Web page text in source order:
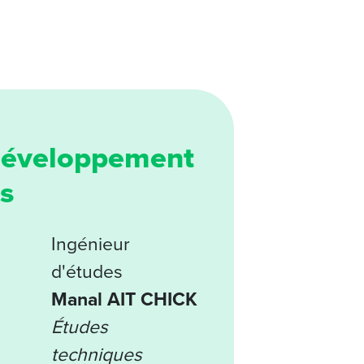
Ingénieur
d'études
Manal AIT CHICK
Études
techniques